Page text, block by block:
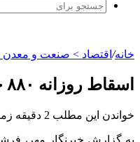
خانه/ اقتصاد > صنعت و معدن
اسقاط روزانه ۸۸۰ خودرو؛ نوسازی ۱۰ درصد آلودگی هوا را کاهش می‌دهد
خواندن این مطلب 2 دقیقه زمان میبرد
به گزارش خبرنگار مهر،